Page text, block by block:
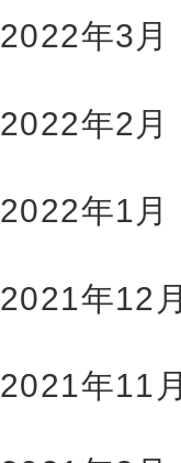
2022年3月
2022年2月
2022年1月
2021年12月
2021年11月